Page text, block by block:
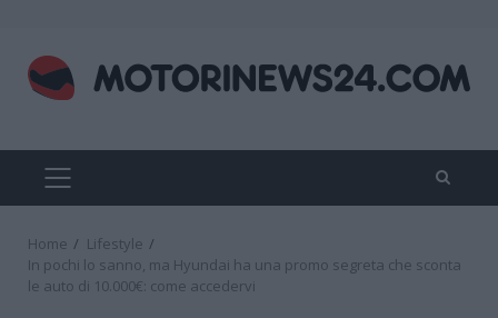
content
PRIMARY
MENU
Home
Lifestyle
In pochi lo sanno, ma Hyundai ha una promo segreta che sconta
le auto di 10.000€: come accedervi